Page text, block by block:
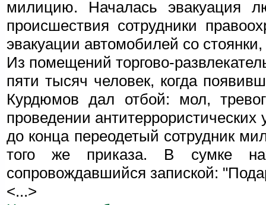
милицию. Началась эвакуация
происшествия сотрудники
эвакуации автомобилей со
Из помещений торгово-
пяти тысяч человек, когда
Курдюмов дал отбой: мол,
проведении
до конца переодетый сотрудник
того же приказа. В сумке
сопровождавшийся запиской:
<...>